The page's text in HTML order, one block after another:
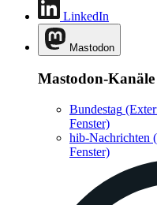
LinkedIn
Mastodon
Mastodon-Kanäle
Bundestag
Fenster)
hib-Nachrichten
Fenster)